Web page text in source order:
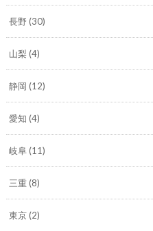
長野(30)
山梨 (4)
静岡 (12)
愛知 (4)
岐阜(11)
三重 (8)
東京(2)